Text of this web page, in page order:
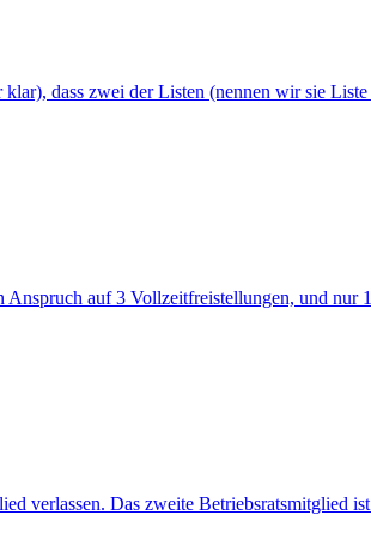
dass zwei der Listen (nennen wir sie
Anspruch auf 3 Vollzeitfreistellungen, und nur
verlassen. Das zweite Betriebsratsmitglied